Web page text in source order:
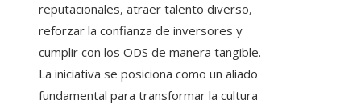
reputacionales, atraer talento diverso,
reforzar la confianza de inversores y
cumplir con los ODS de manera tangible.
La iniciativa se posiciona como un aliado
fundamental para transformar la cultura